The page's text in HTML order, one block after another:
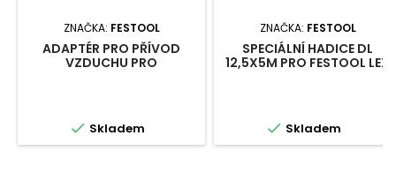
ZNAČKA: FESTOOL
ADAPTÉR PRO PŘÍVOD
VZDUCHU PRO
 Skladem
ZNAČKA: FESTOOL
SPECIÁLNÍ HADICE DL
12,5X5M PRO FESTOOL LEX
 Skladem